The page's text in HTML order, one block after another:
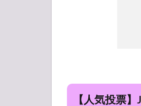
【人気投票